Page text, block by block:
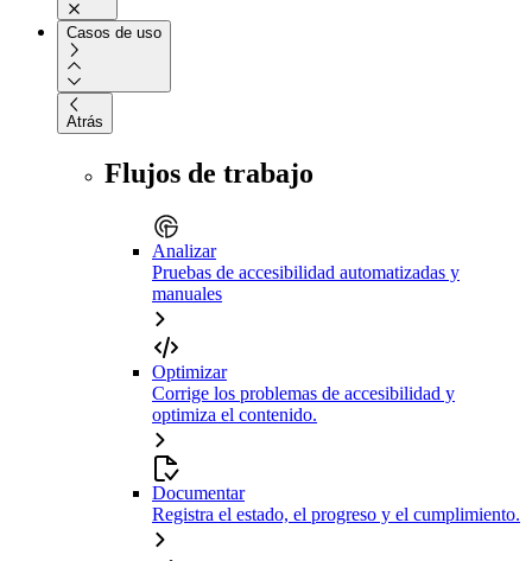
Casos de uso
Atrás
Flujos de trabajo
Analizar
Pruebas de accesibilidad automatizadas y
manuales
Optimizar
Corrige los problemas de accesibilidad y
optimiza el contenido.
Documentar
Registra el estado, el progreso y el cumplimiento.